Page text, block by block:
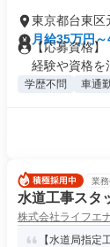
東京都台東区
月給35万円
【応募資格】
経験や資格を
学歴不問 車通
業
水道工事スタ
株式会社ライフエ
【水道局指